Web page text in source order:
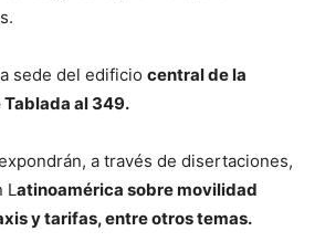
sede del edificio central de la
al 349.
a través de disertaciones,
Latinoamérica sobre movilidad
y tarifas, entre otros temas.